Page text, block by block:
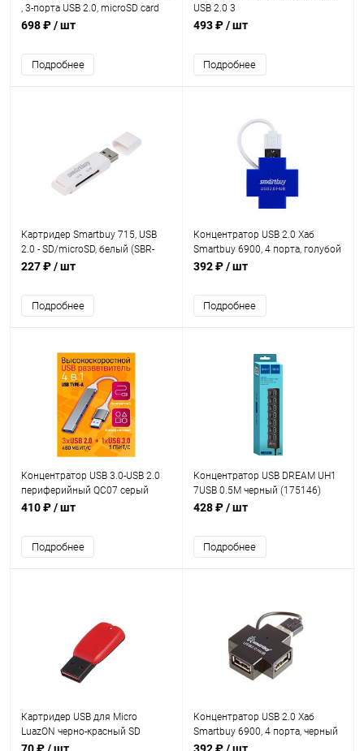
, 3-порта USB 2.0, microSD card
reader(179943)
698 ₽/ шт
Подробнее
USB 2.0 3
порта+SD/microSD/MS/M2
493 ₽/ шт
Подробнее
Картридер Smartbuy 715, USB
2.0 - SD/microSD, белый (SBR-
715-W)
227 ₽/ шт
Подробнее
Концентратор USB 2.0 Хаб
Smartbuy 6900, 4 порта, голубой
(SBHA-6900-B)
392 ₽/ шт
Подробнее
Концентратор USB 3.0-USB 2.0
периферийный QC07 серый
(181177)
410 ₽/ шт
Подробнее
Концентратор USB DREAM UH1
7USB 0.5M черный (175146)
428 ₽/ шт
Подробнее
Картридер USB для Micro
LuazON черно-красный SD
724772
Концентратор USB 2.0 Хаб
Smartbuy 6900, 4 порта, черный
(SBHA-6900-K)